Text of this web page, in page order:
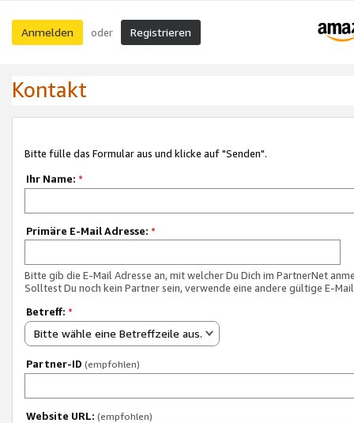
Anmelden oder Registrieren
Kontakt
Bitte fülle das Formular aus und klicke auf "Senden".
Ihr Name: *
Primäre E-Mail Adresse: *
Bitte gib die E-Mail Adresse an, mit welcher Du Dich im PartnerNet
Solltest Du noch kein Partner sein, verwende eine andere gültige E-
Betreff: *
Bitte wähle eine Betreffzeile aus.
Partner-ID (empfohlen)
Website URL: (empfohlen)